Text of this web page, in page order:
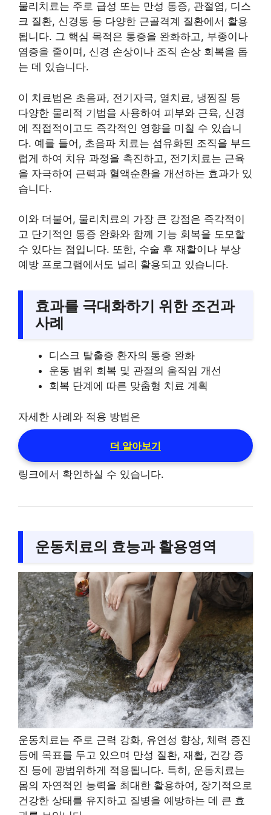
물리치료는 주로 급성 또는 만성 통증, 관절염, 디스
크 질환, 신경통 등 다양한 근골격계 질환에서 활용
됩니다. 그 핵심 목적은 통증을 완화하고, 부종이나
염증을 줄이며, 신경 손상이나 조직 손상 회복을 돕
는 데 있습니다.
이 치료법은 초음파, 전기자극, 열치료, 냉찜질 등
다양한 물리적 기법을 사용하여 피부와 근육, 신경
에 직접적이고도 즉각적인 영향을 미칠 수 있습니
다. 예를 들어, 초음파 치료는 섬유화된 조직을 부드
럽게 하여 치유 과정을 촉진하고, 전기치료는 근육
을 자극하여 근력과 혈액순환을 개선하는 효과가 있
습니다.
이와 더불어, 물리치료의 가장 큰 강점은 즉각적이
고 단기적인 통증 완화와 함께 기능 회복을 도모할
수 있다는 점입니다. 또한, 수술 후 재활이나 부상
예방 프로그램에서도 널리 활용되고 있습니다.
효과를 극대화하기 위한 조건과
사례
디스크 탈출증 환자의 통증 완화
운동 범위 회복 및 관절의 움직임 개선
회복 단계에 따른 맞춤형 치료 계획
자세한 사례와 적용 방법은
더 알아보기
링크에서 확인하실 수 있습니다.
운동치료의 효능과 활용영역
운동치료는 주로 근력 강화, 유연성 향상, 체력 증진
등에 목표를 두고 있으며 만성 질환, 재활, 건강 증
진 등에 광범위하게 적용됩니다. 특히, 운동치료는
몸의 자연적인 능력을 최대한 활용하여, 장기적으로
건강한 상태를 유지하고 질병을 예방하는 데 큰 효